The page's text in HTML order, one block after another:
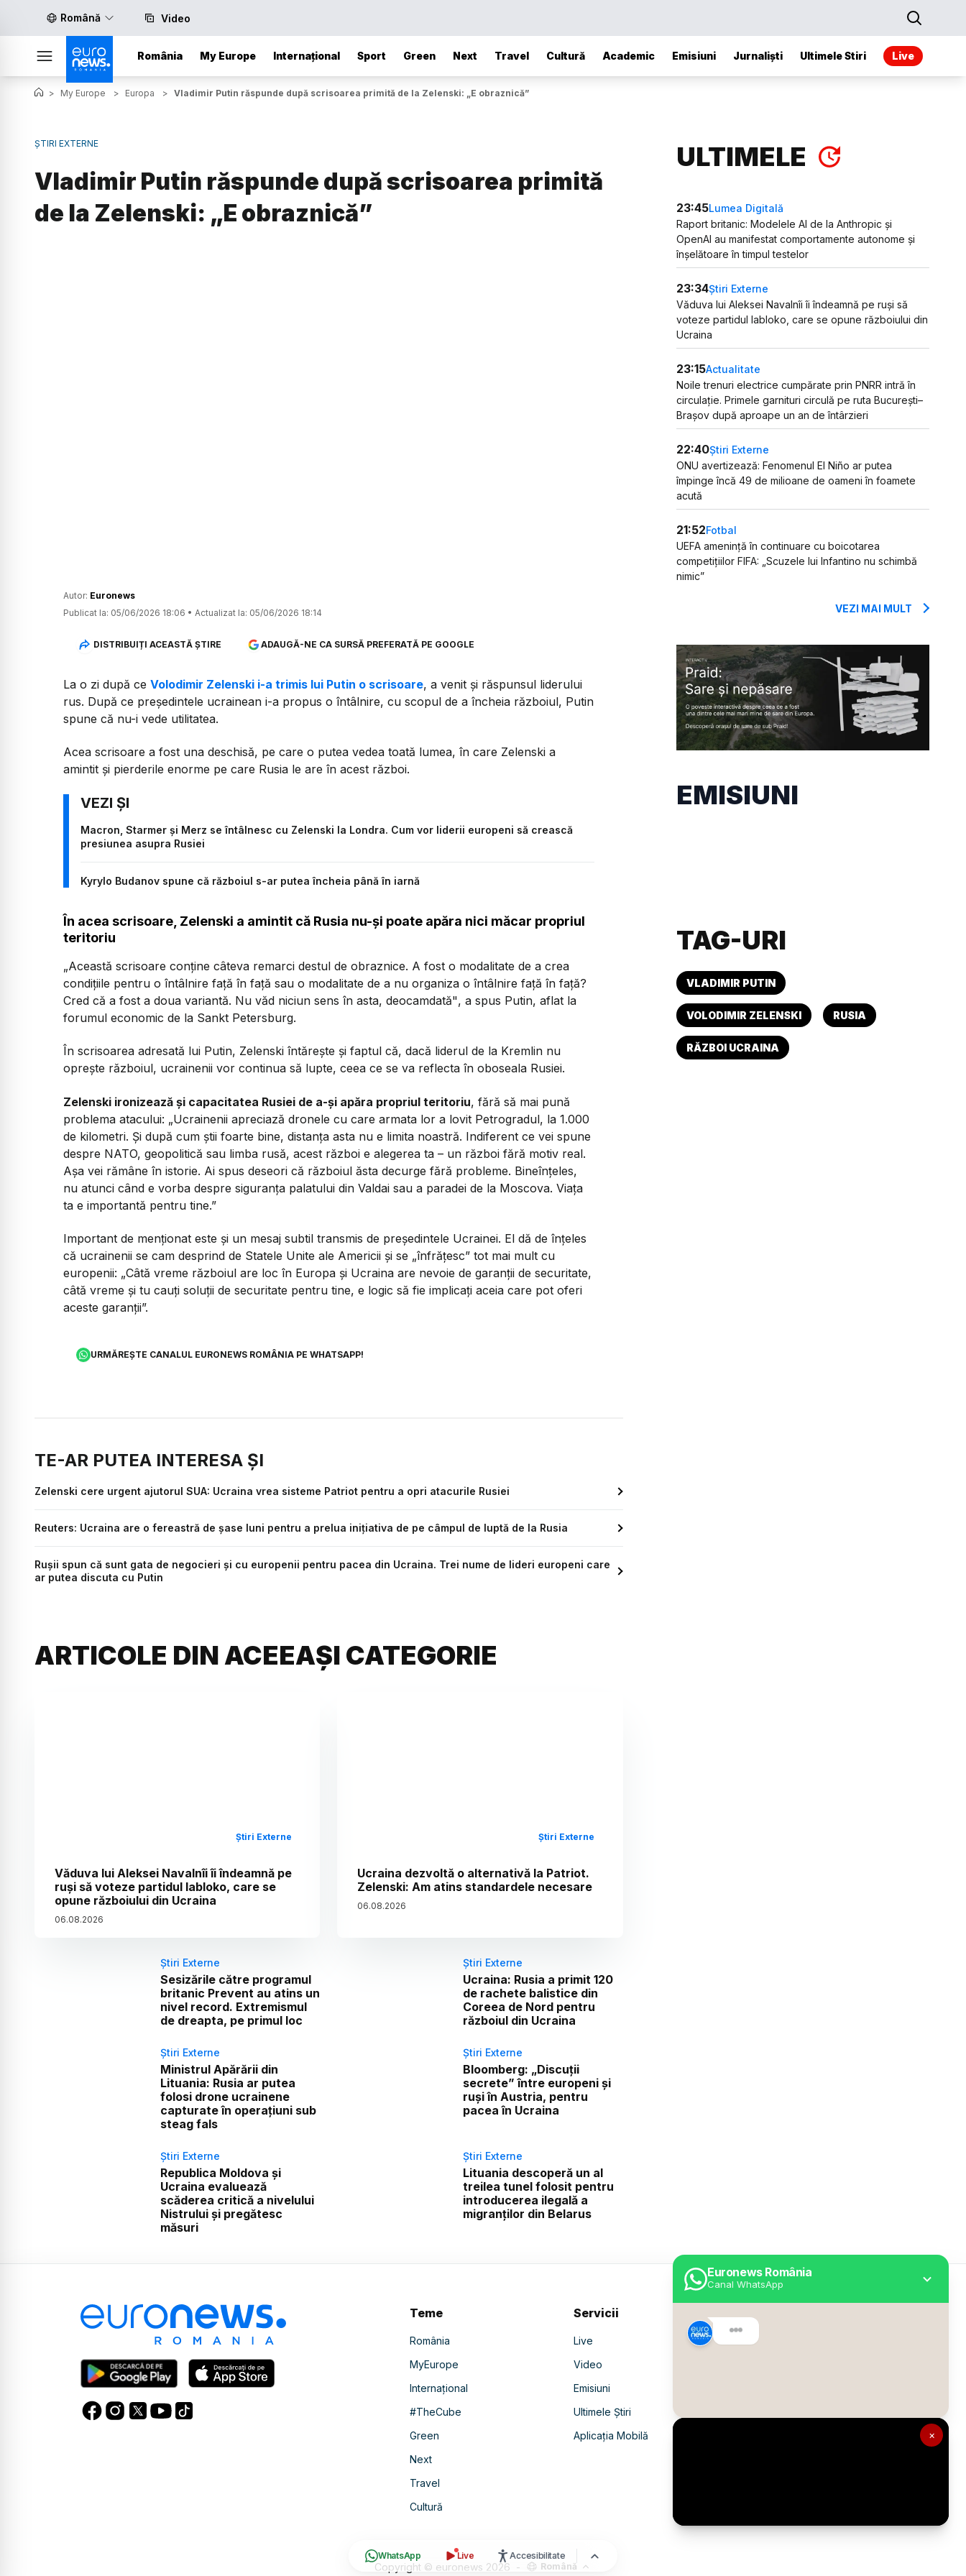
Română Video
România My Europe Internațional Sport Green Next Travel Cultură Academic Emisiuni Jurnaliști Ultimele Stiri Live
×
Euronews România
Canal WhatsApp
WhatsApp Live Accesibilitate
> My Europe > Europa > Vladimir Putin răspunde după scrisoarea primită de la Zelenski: „E obraznică”
ȘTIRI EXTERNE
Vladimir Putin răspunde după scrisoarea primită
de la Zelenski: „E obraznică”
Autor: Euronews
Publicat la: 05/06/2026 18:06 • Actualizat la: 05/06/2026 18:14
DISTRIBUIȚI ACEASTĂ ȘTIRE ADAUGĂ-NE CA SURSĂ PREFERATĂ PE GOOGLE
La o zi după ce Volodimir Zelenski i-a trimis lui Putin o scrisoare, a venit și răspunsul liderului
rus. După ce președintele ucrainean i-a propus o întâlnire, cu scopul de a încheia războiul, Putin
spune că nu-i vede utilitatea.
Acea scrisoare a fost una deschisă, pe care o putea vedea toată lumea, în care Zelenski a
amintit și pierderile enorme pe care Rusia le are în acest război.
Macron, Starmer și Merz se întâlnesc cu Zelenski la Londra. Cum vor liderii europeni să crească
presiunea asupra Rusiei
Kyrylo Budanov spune că războiul s-ar putea încheia până în iarnă
În acea scrisoare, Zelenski a amintit că Rusia nu-și poate apăra nici măcar propriul
teritoriu
„Această scrisoare conţine câteva remarci destul de obraznice. A fost o modalitate de a crea
condiţiile pentru o întâlnire faţă în faţă sau o modalitate de a nu organiza o întâlnire faţă în faţă?
Cred că a fost a doua variantă. Nu văd niciun sens în asta, deocamdată", a spus Putin, aflat la
forumul economic de la Sankt Petersburg.
În scrisoarea adresată lui Putin, Zelenski întărește și faptul că, dacă liderul de la Kremlin nu
oprește războiul, ucrainenii vor continua să lupte, ceea ce se va reflecta în oboseala Rusiei.
Zelenski ironizează și capacitatea Rusiei de a-și apăra propriul teritoriu, fără să mai pună
problema atacului: „Ucrainenii apreciază dronele cu care armata lor a lovit Petrogradul, la 1.000
de kilometri. Și după cum știi foarte bine, distanța asta nu e limita noastră. Indiferent ce vei spune
despre NATO, geopolitică sau limba rusă, acest război e alegerea ta – un război fără motiv real.
Așa vei rămâne în istorie. Ai spus deseori că războiul ăsta decurge fără probleme. Bineînțeles,
nu atunci când e vorba despre siguranța palatului din Valdai sau a paradei de la Moscova. Viața
ta e importantă pentru tine.”
Important de menționat este și un mesaj subtil transmis de președintele Ucrainei. El dă de înțeles
că ucrainenii se cam desprind de Statele Unite ale Americii și se „înfrățesc” tot mai mult cu
europenii: „Câtă vreme războiul are loc în Europa și Ucraina are nevoie de garanții de securitate,
câtă vreme și tu cauți soluții de securitate pentru tine, e logic să fie implicați aceia care pot oferi
aceste garanții”.
URMĂREȘTE CANALUL EURONEWS ROMÂNIA PE WHATSAPP!
TE-AR PUTEA INTERESA ȘI
Zelenski cere urgent ajutorul SUA: Ucraina vrea sisteme Patriot pentru a opri atacurile Rusiei
Reuters: Ucraina are o fereastră de șase luni pentru a prelua inițiativa de pe câmpul de luptă de la Rusia
Rușii spun că sunt gata de negocieri și cu europenii pentru pacea din Ucraina. Trei nume de lideri europeni care
ar putea discuta cu Putin
ARTICOLE DIN ACEEAȘI CATEGORIE
Știri Externe
Văduva lui Aleksei Navalnîi îi îndeamnă pe
ruși să voteze partidul Iabloko, care se
opune războiului din Ucraina
06.08.2026
Știri Externe
Ucraina dezvoltă o alternativă la Patriot.
Zelenski: Am atins standardele necesare
06.08.2026
Știri Externe
Sesizările către programul
britanic Prevent au atins un
nivel record. Extremismul
de dreapta, pe primul loc
Știri Externe
Ucraina: Rusia a primit 120
de rachete balistice din
Coreea de Nord pentru
războiul din Ucraina
Știri Externe
Ministrul Apărării din
Lituania: Rusia ar putea
folosi drone ucrainene
capturate în operațiuni sub
steag fals
Știri Externe
Bloomberg: „Discuții
secrete” între europeni și
ruși în Austria, pentru
pacea în Ucraina
Știri Externe
Republica Moldova și
Ucraina evaluează
scăderea critică a nivelului
Nistrului și pregătesc
măsuri
Știri Externe
Lituania descoperă un al
treilea tunel folosit pentru
introducerea ilegală a
migranților din Belarus
ULTIMELE
23:45Lumea Digitală
Raport britanic: Modelele AI de la Anthropic și
OpenAI au manifestat comportamente autonome și
înșelătoare în timpul testelor
23:34Știri Externe
Văduva lui Aleksei Navalnîi îi îndeamnă pe ruși să
voteze partidul Iabloko, care se opune războiului din
Ucraina
23:15Actualitate
Noile trenuri electrice cumpărate prin PNRR intră în
circulație. Primele garnituri circulă pe ruta București–
Brașov după aproape un an de întârzieri
22:40Știri Externe
ONU avertizează: Fenomenul El Niño ar putea
împinge încă 49 de milioane de oameni în foamete
acută
21:52Fotbal
UEFA amenință în continuare cu boicotarea
competițiilor FIFA: „Scuzele lui Infantino nu schimbă
nimic”
VEZI MAI MULT
EMISIUNI
TAG-URI
VLADIMIR PUTIN
VOLODIMIR ZELENSKI RUSIA
RĂZBOI UCRAINA
Teme
România
MyEurope
Internațional
#TheCube
Green
Next
Travel
Cultură
Servicii
Live
Video
Emisiuni
Ultimele Știri
Aplicația Mobilă
Despre Euronews
Copyright © euronews 2026 - Română